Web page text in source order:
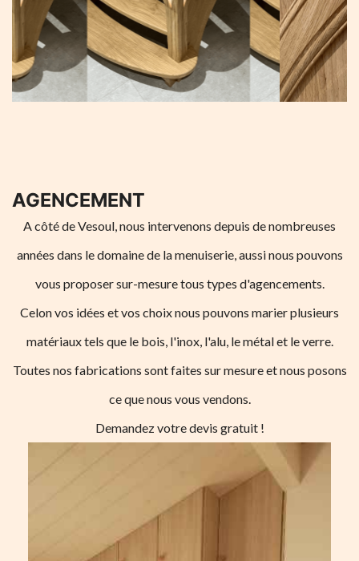
AGENCEMENT
A côté de Vesoul, nous intervenons depuis de nombreuses
années dans le domaine de la menuiserie, aussi nous pouvons
vous proposer sur-mesure tous types d'agencements.
Celon vos idées et vos choix nous pouvons marier plusieurs
matériaux tels que le bois, l'inox, l'alu, le métal et le verre.
Toutes nos fabrications sont faites sur mesure et nous posons
ce que nous vous vendons.
Demandez votre devis gratuit !